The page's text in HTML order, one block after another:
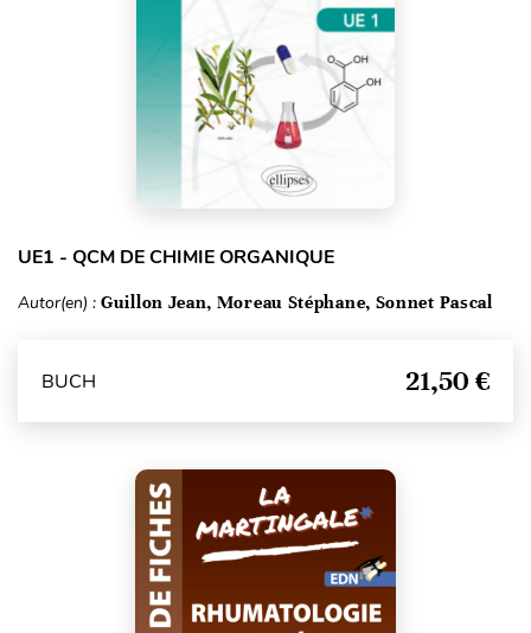
UE1 - QCM DE CHIMIE ORGANIQUE
Autor(en) : Guillon Jean, Moreau Stéphane, Sonnet Pascal
BUCH 21,50 €